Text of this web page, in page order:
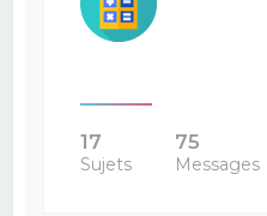
17
Sujets
75
Messages